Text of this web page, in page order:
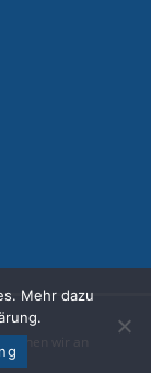
wir an
Mehr dazu